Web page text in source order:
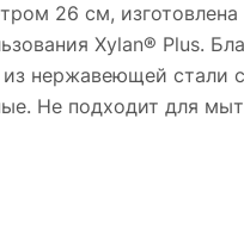
26 см,
Xylan® Plus.
нержавеющей
Не подходит для